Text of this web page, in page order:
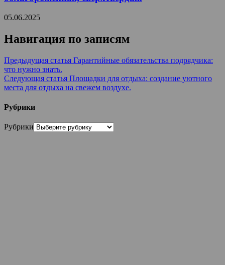
05.06.2025
Навигация по записям
Предыдущая статья Гарантийные обязательства подрядчика:
что нужно знать.
Следующая статья Площадки для отдыха: создание уютного
места для отдыха на свежем воздухе.
Рубрики
Рубрики